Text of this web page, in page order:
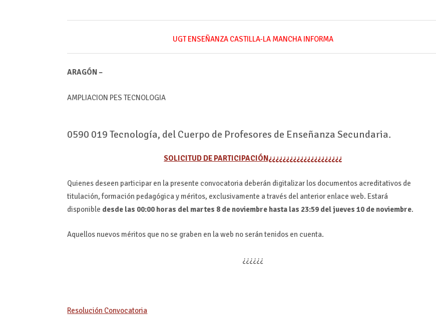
UGT ENSEÑANZA CASTILLA-LA MANCHA INFORMA
ARAGÓN –
AMPLIACION PES TECNOLOGIA
0590 019 Tecnología, del Cuerpo de Profesores de Enseñanza Secundaria.
SOLICITUD DE PARTICIPACIÓN¿¿¿¿¿¿¿¿¿¿¿¿¿¿¿¿¿¿¿¿¿
Quienes deseen participar en la presente convocatoria deberán digitalizar los documentos acreditativos de
titulación, formación pedagógica y méritos, exclusivamente a través del anterior enlace web. Estará
disponible desde las 00:00 horas del martes 8 de noviembre hasta las 23:59 del jueves 10 de noviembre.
Aquellos nuevos méritos que no se graben en la web no serán tenidos en cuenta.
¿¿¿¿¿¿
Resolución Convocatoria